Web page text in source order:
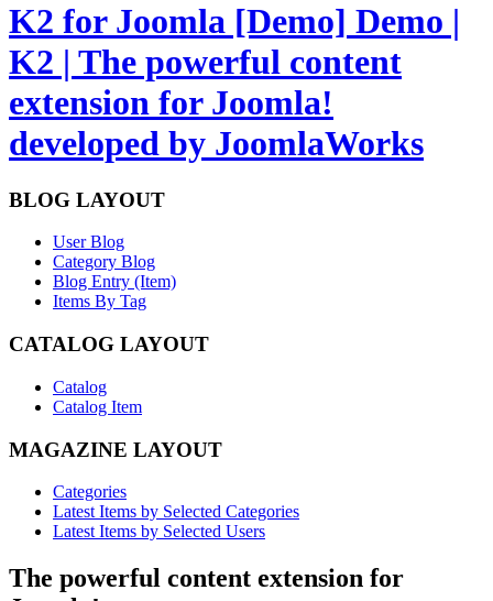
K2 for Joomla [Demo] Demo |
K2 | The powerful content
extension for Joomla!
developed by JoomlaWorks
BLOG LAYOUT
User Blog
Category Blog
Blog Entry (Item)
Items By Tag
CATALOG LAYOUT
Catalog
Catalog Item
MAGAZINE LAYOUT
Categories
Latest Items by Selected Categories
Latest Items by Selected Users
The powerful content extension for